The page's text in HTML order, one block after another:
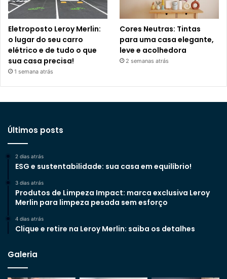
Eletroposto Leroy Merlin:
o lugar do seu carro
elétrico e de tudo o que
sua casa precisa!
1 semana atrás
Cores Neutras: Tintas
para uma casa elegante,
leve e acolhedora
2 semanas atrás
Últimos posts
2 dias atrás
ESG e sustentabilidade: sua casa em equilíbrio!
3 dias atrás
Produtos de Limpeza Impact: marca exclusiva Leroy
Merlin para limpeza pesada sem esforço
4 dias atrás
Clique e retire na Leroy Merlin: saiba os detalhes
Galeria